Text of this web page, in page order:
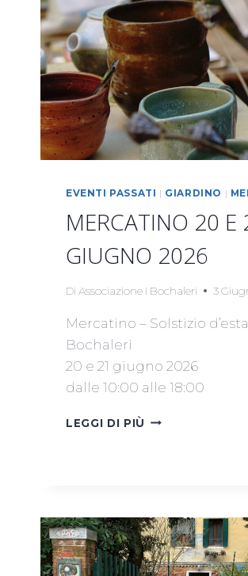
EVENTI PASSATI | GIARDINO |
MERCATINO 20 E
GIUGNO 2026
Di Associazione I Bochaleri 3
Mercatino – Solstizio
Bochaleri
20 e 21 giugno 2026
dalle 10:00 alle 18:00
LEGGI DI PIÙ MERCATINO